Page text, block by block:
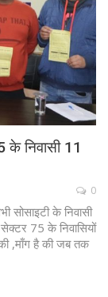
के निवासी 11
0
सोसाइटी के निवासी
75 के निवासियों
,माँग है की जब तक